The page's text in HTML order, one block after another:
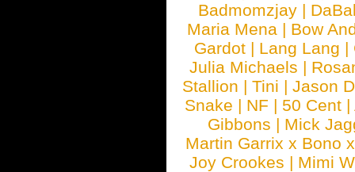
Badmomzjay |
Maria Mena | Bow
Gardot | Lang Lang |
Julia Michaels |
Stallion |Tini |Jason
Snake | NF | 50 Cent |
Gibbons | Mick
Martin Garrix x Bono
Joy Crookes | Mimi